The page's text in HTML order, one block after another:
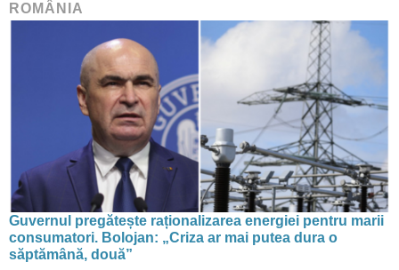
ROMÂNIA
Guvernul pregătește raționalizarea energiei pentru marii
consumatori. Bolojan: „Criza ar mai putea dura o
săptămână, două”